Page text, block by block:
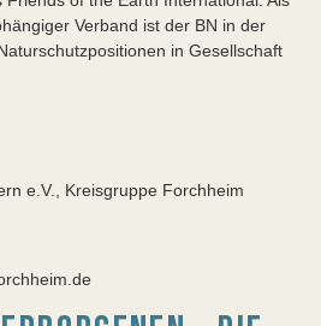
Verband ist der BN in der
in Gesellschaft
e.V., Kreisgruppe Forchheim